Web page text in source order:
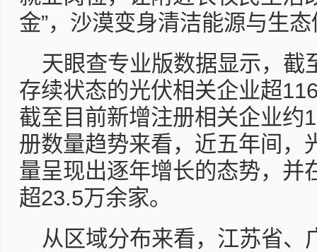
金”，沙漠变身清洁能源与生
天眼查专业版数据显示，截
存续状态的光伏相关企业超
截至目前新增注册相关企业约
册数量趋势来看，近五年间，
量呈现出逐年增长的态势，并
超23.5万余家。
从区域分布来看，江苏省、